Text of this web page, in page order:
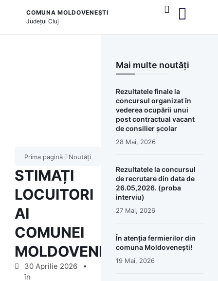
COMUNA MOLDOVENEȘTI
JudețulCluj
Prima pagină Noutăți
STIMAȚI
LOCUITORI
AI
COMUNEI
MOLDOVENEȘTI!
30 Aprilie 2026
în
Mai multe noutăți
Rezultatele finale la
concursul organizat în
vederea ocupării unui
post contractual vacant
de consilier școlar
28 Mai, 2026
Rezultatele la concursul
de recrutare din data de
26.05,2026. (proba
interviu)
27 Mai, 2026
În atenția fermierilor din
comuna Moldovenești!
19 Mai, 2026